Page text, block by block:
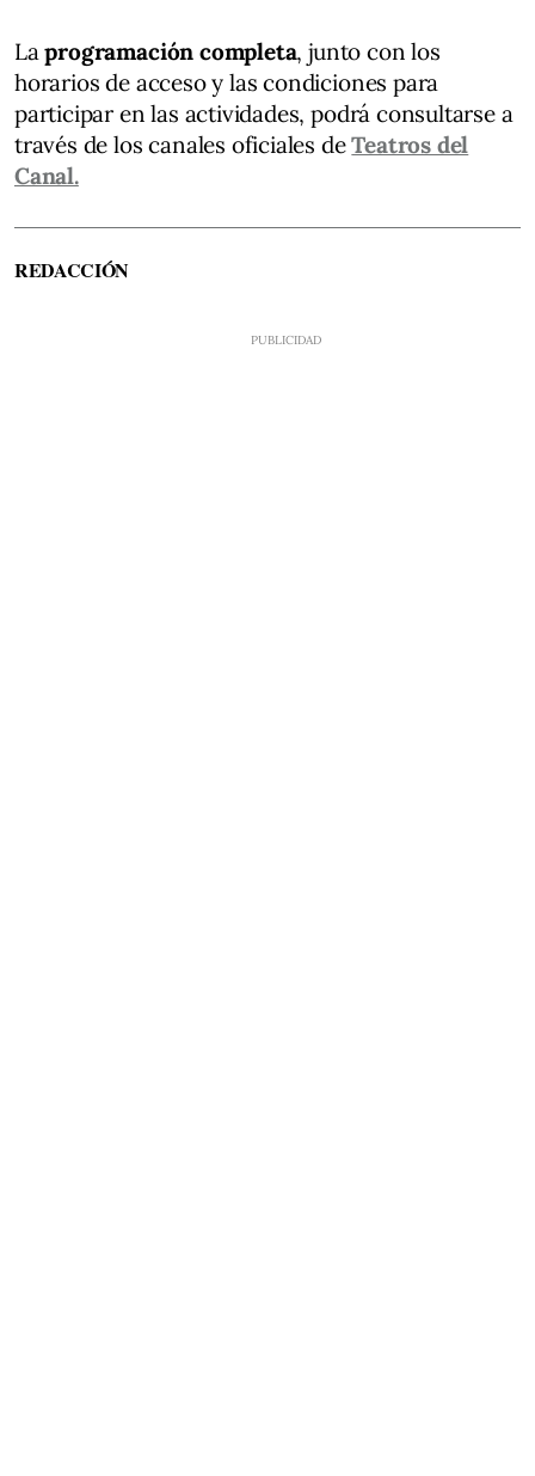
La programación completa, junto con los
horarios de acceso y las condiciones para
participar en las actividades, podrá consultarse a
través de los canales oficiales deTeatros del
Canal.
REDACCIÓN